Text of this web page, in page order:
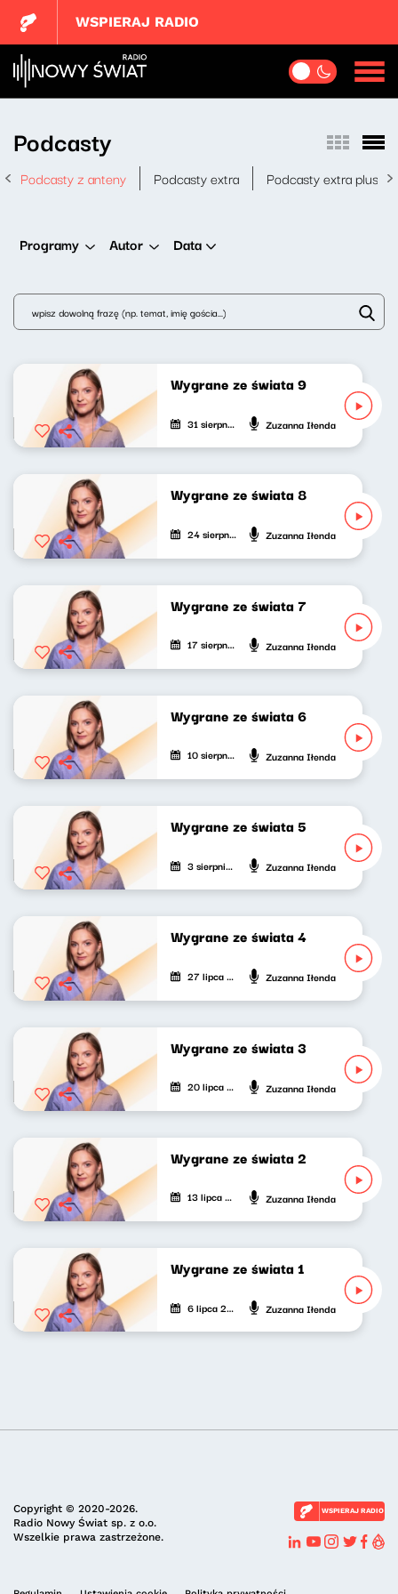
WSPIERAJ RADIO
Podcasty
Podcasty z anteny Podcasty extra Podcasty extra plus
Programy Autor Data
Wygrane ze świata 9
31 sierpnia 2024 Zuzanna Iłenda
Wygrane ze świata 8
24 sierpnia 2024 Zuzanna Iłenda
Wygrane ze świata 7
17 sierpnia 2024 Zuzanna Iłenda
Wygrane ze świata 6
10 sierpnia 2024 Zuzanna Iłenda
Wygrane ze świata 5
3 sierpnia 2024 Zuzanna Iłenda
Wygrane ze świata 4
27 lipca 2024 Zuzanna Iłenda
Wygrane ze świata 3
20 lipca 2024 Zuzanna Iłenda
Wygrane ze świata 2
13 lipca 2024 Zuzanna Iłenda
Wygrane ze świata 1
6 lipca 2024 Zuzanna Iłenda
Copyright © 2020-2026.
Radio Nowy Świat sp. z o.o.
Wszelkie prawa zastrzeżone.
WSPIERAJ RADIO